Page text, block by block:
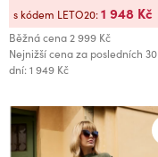
Běžná cena2 999 Kč
Nejnižší cena za posledních 30
dní: 1 949 Kč
s kódem LETO20:1 948 Kč